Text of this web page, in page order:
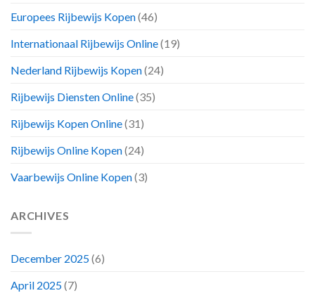
Europees Rijbewijs Kopen(46)
Internationaal Rijbewijs Online(19)
Nederland Rijbewijs Kopen(24)
Rijbewijs Diensten Online(35)
Rijbewijs Kopen Online(31)
Rijbewijs Online Kopen(24)
Vaarbewijs Online Kopen(3)
ARCHIVES
December 2025(6)
April 2025(7)